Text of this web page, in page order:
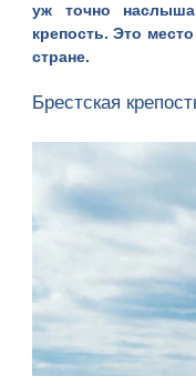
уж точно
крепость. Это
стране.
Брестская